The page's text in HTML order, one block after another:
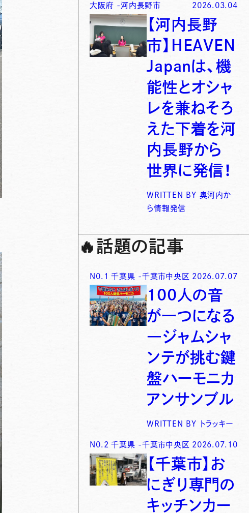
大阪府 -河内長野市 2026.03.04
【河内長野
市】HEAVEN
Japanは、機
能性とオシャ
レを兼ねそろ
えた下着を河
内長野から
世界に発信！
WRITTEN BY 奥河内か
ら情報発信
🔥 話題の記事
N0. 1 千葉県 -千葉市中央区 2026.07.07
100人の音
が一つになる
―ジャムシャ
ンテが挑む鍵
盤ハーモニカ
アンサンブル
WRITTEN BY トラッキー
N0. 2 千葉県 -千葉市中央区 2026.07.10
【千葉市】お
にぎり専門の
キッチンカー